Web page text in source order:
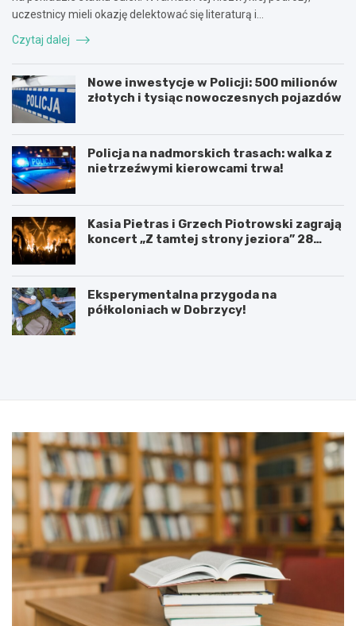
uczestnicy mieli okazję delektować się literaturą i…
Czytaj dalej
Nowe inwestycje w Policji: 500 milionów
złotych i tysiąc nowoczesnych pojazdów
Policja na nadmorskich trasach: walka z
nietrzeźwymi kierowcami trwa!
Kasia Pietras i Grzech Piotrowski zagrają
koncert „Z tamtej strony jeziora” 28
Eksperymentalna przygoda na
półkoloniach w Dobrzycy!
P
n
i
e
u
m
o
w
y
n
w
5
2
0
2
5
:
N
i
e
b
z